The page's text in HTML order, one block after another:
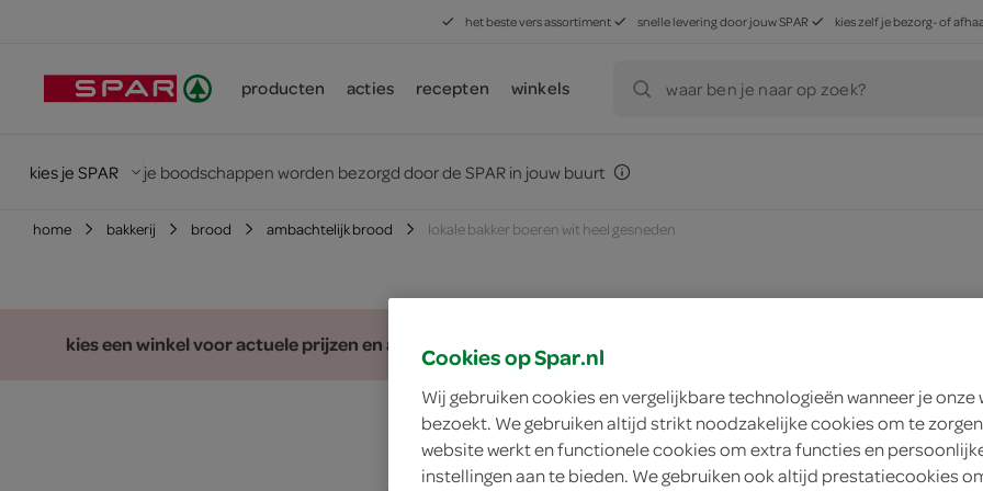
het beste vers assortiment snelle levering door jouw SPAR kies zelf je bezorg- of
producten acties recepten winkels waar ben je naar op zoek?
kies je SPAR je boodschappen worden bezorgd door de SPAR in jouw buurt
home bakkerij brood ambachtelijk brood lokale bakker boeren wit heel gesneden
kies een winkel voor actuele prijzen en assortiment
Lokale Bakker
Cookies op Spar.nl
Wij gebruiken cookies en vergelijkbare technologieën wanneer je onze
bezoekt. We gebruiken altijd strikt noodzakelijke cookies om te
website werkt en functionele cookies om extra functies en
instellingen aan te bieden. We gebruiken ook altijd prestatiecookies